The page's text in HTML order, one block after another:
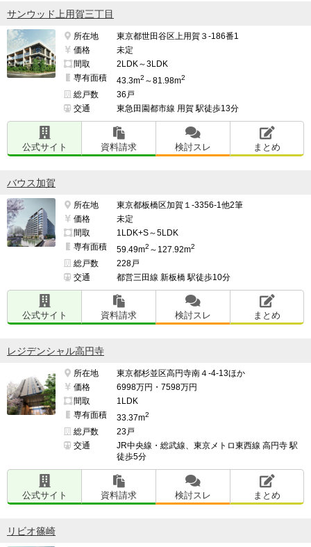
サンウッド上用賀三丁目
所在地
東京都世田谷区上用賀３-186番1
価格
未定
間取
2LDK～3LDK
専有面積
43.3m2 ～81.98m2
総戸数
36戸
交通
東急田園都市線 用賀 駅徒歩13分
公式サイト 資料請求 検討スレ まとめ
バウス加賀
所在地
東京都板橋区加賀１-3356-1他2筆
価格
未定
間取
1LDK+S～5LDK
専有面積
59.49m2 ～127.92m2
総戸数
228戸
交通
都営三田線 新板橋 駅徒歩10分
公式サイト 資料請求 検討スレ まとめ
レジデンシャル高円寺
所在地
東京都杉並区高円寺南４-4-13ほか
価格
6998万円・7598万円
間取
1LDK
専有面積
33.37m2
総戸数
23戸
交通
JR中央線・総武線、東京メトロ東西線 高円寺 駅
徒歩5分
公式サイト 資料請求 検討スレ まとめ
リビオ篠崎